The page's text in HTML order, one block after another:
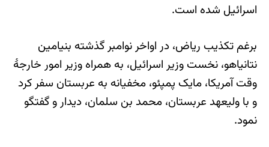
اسرائیل شده است.
برغم تکذیب ریاض، در اواخر نوامبر گذشته بنیامین
نتانیاهو، نخست وزیر اسرائیل، به همراه وزیر امور خارجۀ
وقت آمریکا، مایک پمپئو، مخفیانه به عربستان سفر کرد
و با ولیعهد عربستان، محمد بن سلمان، دیدار و گفتگو
نمود.